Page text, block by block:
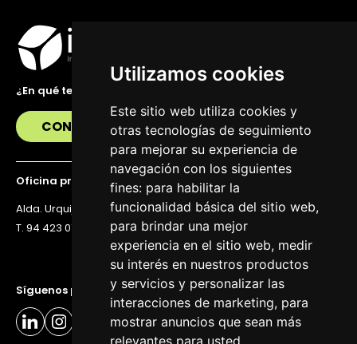
Utilizamos cookies
Este sitio web utiliza cookies y
otras tecnologías de seguimiento
para mejorar su experiencia de
navegación con los siguientes
fines: para habilitar la
funcionalidad básica del sitio web,
para brindar una mejor
experiencia en el sitio web, medir
su interés en nuestros productos
y servicios y personalizar las
interacciones de marketing, para
mostrar anuncios que sean más
relevantes para usted
Síguenos para estar al día
¿En qué te podemos ayudar?
CONTÁCTANOS
Oficina principal
Alda. Urquijo 36, 6ª planta, 48011 Bilbao
T. 94 423 07 43